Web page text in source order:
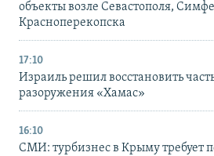
объекты возле Севастополя,
Красноперекопска
17:10
Израиль решил восстановить
разоружения «Хамас»
16:10
СМИ: турбизнес в Крыму требует